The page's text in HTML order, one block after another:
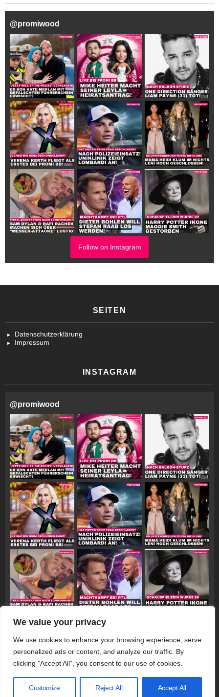
We value your privacy
We use cookies to enhance your browsing experience, serve
personalized ads or content, and analyze our traffic. By
clicking "Accept All", you consent to our use of cookies.
Customize Reject All Accept All
@promiwood
Follow on Instagram
SEITEN
Datenschutzerklärung
Impressum
INSTAGRAM
@promiwood
Follow on Instagram
Datenschutzerklärung Impressum